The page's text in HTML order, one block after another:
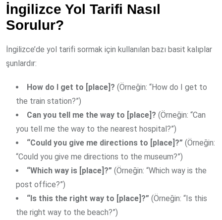
İngilizce Yol Tarifi Nasıl
Sorulur?
İngilizce’de yol tarifi sormak için kullanılan bazı basit kalıplar
şunlardır:
How do I get to [place]? (Örneğin: “How do I get to
the train station?”)
Can you tell me the way to [place]? (Örneğin: “Can
you tell me the way to the nearest hospital?”)
“Could you give me directions to [place]?” (Örneğin:
“Could you give me directions to the museum?”)
“Which way is [place]?” (Örneğin: “Which way is the
post office?”)
“Is this the right way to [place]?” (Örneğin: “Is this
the right way to the beach?”)